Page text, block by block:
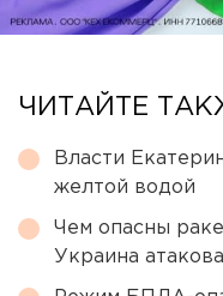
ЧИТАЙТЕ
Власти
желтой водой
Чем опасны
Украина